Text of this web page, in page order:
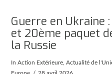
Guerre en Ukraine
et 20ème paquet
la Russie
InAction Extérieure ,Actualité de
Europe
28 avril 2026